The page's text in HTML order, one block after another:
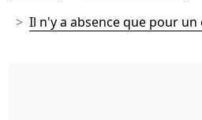
Il n'y a absence que pour un